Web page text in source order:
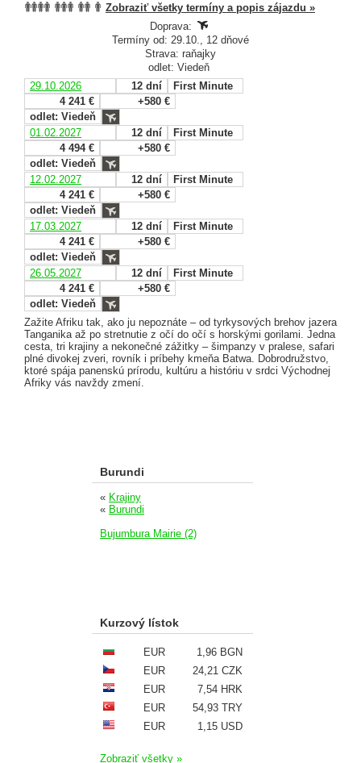
Zobraziť všetky termíny a popis zájazdu »
Doprava:
Termíny od: 29.10., 12 dňové
Strava: raňajky
odlet: Viedeň
29.10.2026
12 dní
First Minute
4 241 €
+580 €
odlet: Viedeň
01.02.2027
12 dní
First Minute
4 494 €
+580 €
odlet: Viedeň
12.02.2027
12 dní
First Minute
4 241 €
+580 €
odlet: Viedeň
17.03.2027
12 dní
First Minute
4 241 €
+580 €
odlet: Viedeň
26.05.2027
12 dní
First Minute
4 241 €
+580 €
odlet: Viedeň
Zažite Afriku tak, ako ju nepoznáte – od tyrkysových brehov jazera
Tanganika až po stretnutie z očí do očí s horskými gorilami. Jedna
cesta, tri krajiny a nekonečné zážitky – šimpanzy v pralese, safari
plné divokej zveri, rovník i príbehy kmeňa Batwa. Dobrodružstvo,
ktoré spája panenskú prírodu, kultúru a históriu v srdci Východnej
Afriky vás navždy zmení.
Burundi
« Krajiny
« Burundi
Bujumbura Mairie (2)
Kurzový lístok
EUR
1,96 BGN
EUR
24,21 CZK
EUR
7,54 HRK
EUR
54,93 TRY
EUR
1,15 USD
Zobraziť všetky »